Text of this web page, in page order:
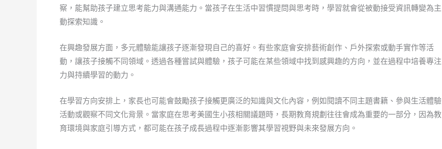
察，能幫助孩子建立思考能力與溝通能力。當孩子在生活中習慣提問與思考時，學習就會從被動接受資訊轉變為主
動探索知識。
在興趣發展方面，多元體驗能讓孩子逐漸發現自己的喜好。有些家庭會安排藝術創作、戶外探索或動手實作等活
動，讓孩子接觸不同領域。透過各種嘗試與體驗，孩子可能在某些領域中找到感興趣的方向，並在過程中培養專注
力與持續學習的動力。
在學習方向安排上，家長也可能會鼓勵孩子接觸更廣泛的知識與文化內容，例如閱讀不同主題書籍、參與生活體驗
活動或觀察不同文化背景。當家庭在思考美國生小孩相關議題時，長期教育規劃往往會成為重要的一部分，因為教
育環境與家庭引導方式，都可能在孩子成長過程中逐漸影響其學習視野與未來發展方向。